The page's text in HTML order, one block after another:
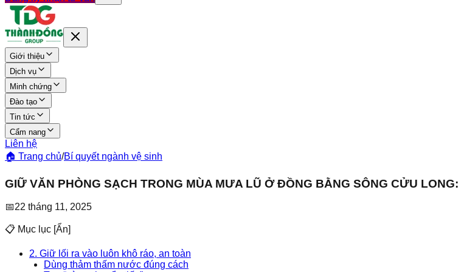
Giới thiệu
Dịch vụ
Minh chứng
Đào tạo
Tin tức
Cẩm nang
Liên hệ
🏠 Trang chủ/Bí quyết ngành vệ sinh
GIỮ VĂN PHÒNG SẠCH TRONG MÙA MƯA LŨ Ở ĐỒNG BẰNG SÔNG CỬU
📅22 tháng 11, 2025
📋 Mục lục [Ẩn]
2. Giữ lối ra vào luôn khô ráo, an toàn
Dùng thảm thấm nước đúng cách